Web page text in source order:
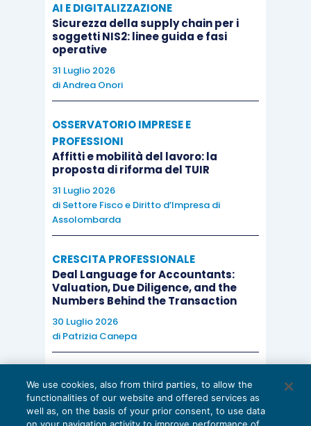
AI E DIGITALIZZAZIONE
Sicurezza della supply chain per i
soggetti NIS2: linee guida e fasi
operative
31 Luglio 2026
diAndrea Onori
OSSERVATORIO IMPRESE E
PROFESSIONI
Affitti e mobilità del lavoro: la
proposta di riforma del TUIR
31 Luglio 2026
di Settore Fisco e Diritto d’Impresa di
Assolombarda
CRESCITA PROFESSIONALE
Deal Language for Accountants:
Valuation, Due Diligence, and the
Numbers Behind the Transaction
30 Luglio 2026
di Patrizia Canepa
EU AI Act e studi professionali: le
scadenze concrete
We use cookies, also from third parties, to allow the
functionalities of our website and offered services as
well as, on the basis of your prior consent, to use data